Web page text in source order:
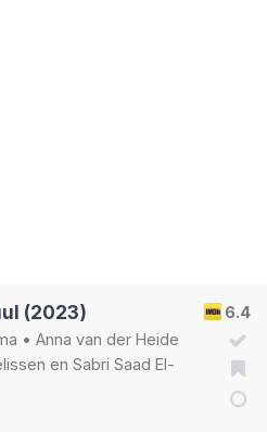
6.4
(2023)
• Anna van der Heide
en Sabri Saad El-